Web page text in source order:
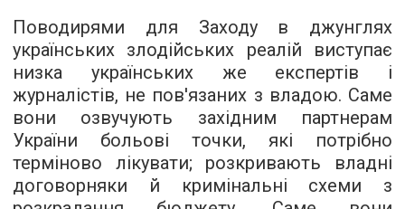
Поводирями для Заходу в джунглях
українських злодійських реалій виступає
низка українських же експертів і
журналістів, не пов'язаних з владою. Саме
вони озвучують західним партнерам
України больові точки, які потрібно
терміново лікувати; розкривають владні
договорняки й кримінальні схеми з